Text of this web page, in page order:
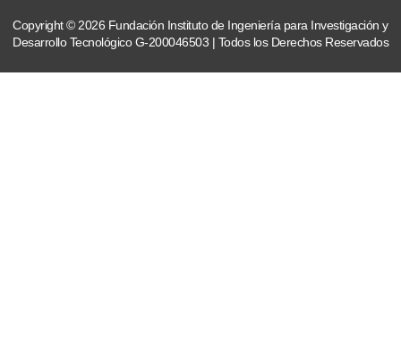
Copyright © 2026 Fundación Instituto de Ingeniería para Investigación y
Desarrollo Tecnológico G-200046503 | Todos los Derechos Reservados